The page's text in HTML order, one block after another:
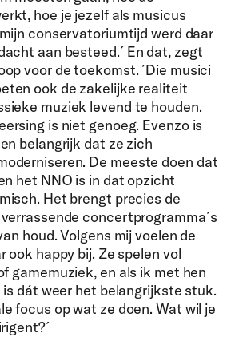
hoe je jezelf als musicus
conservatoriumtijd werd daar
aan besteed.´ En dat, zegt
voor de toekomst. ´Die musici
ook de zakelijke realiteit
muziek levend te houden.
is niet genoeg. Evenzo is
belangrijk dat ze zich
De meeste doen dat
het NNO is in dat opzicht
Het brengt precies de
concertprogramma´s
houd. Volgens mij voelen de
ook happy bij. Ze spelen vol
gamemuziek, en als ik met hen
dát weer het belangrijkste stuk.
focus op wat ze doen. Wat wil je